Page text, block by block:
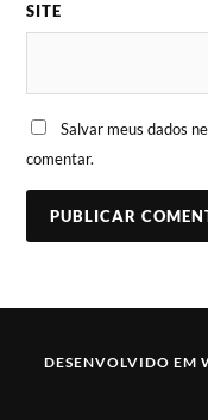
SITE
Salvar meus dados
comentar.
DESENVOLVIDO EM